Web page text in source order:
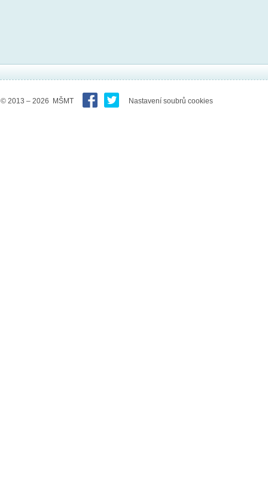
© 2013 – 2026 MŠMT Nastavení soubrů cookies